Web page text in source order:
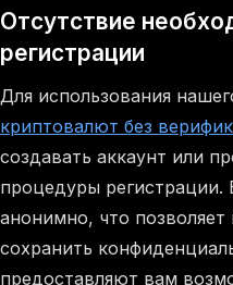
Отсутствие
регистрации
Для использования
криптовалют без
создавать аккаунт или
процедуры регистрации.
анонимно, что
сохранить
предоставляют вам